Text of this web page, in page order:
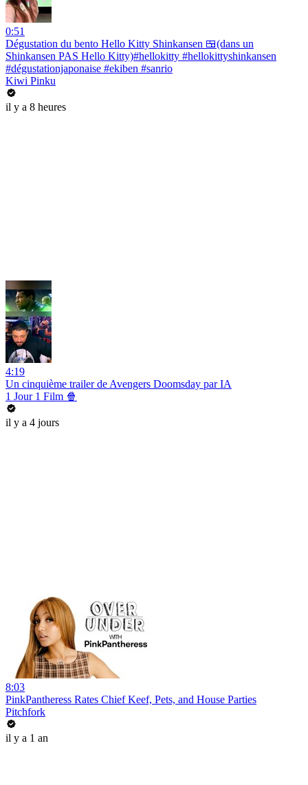
0:51
Dégustation du bento Hello Kitty Shinkansen 🍱(dans un
Shinkansen PAS Hello Kitty)#hellokitty #hellokittyshinkansen
#dégustationjaponaise #ekiben #sanrio
Kiwi Pinku
il y a 8 heures
4:19
Un cinquième trailer de Avengers Doomsday par IA
1 Jour 1 Film 🍿
il y a 4 jours
8:03
PinkPantheress Rates Chief Keef, Pets, and House Parties
Pitchfork
il y a 1 an